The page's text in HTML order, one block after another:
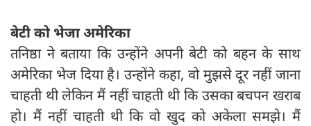
बेटी को भेजा अमेरिका
तनिष्ठा ने बताया कि उन्होंने अपनी बेटी को बहन के साथ
अमेरिका भेज दिया है। उन्होंने कहा, वो मुझसे दूर नहीं जाना
चाहती थी लेकिन मैं नहीं चाहती थी कि उसका बचपन खराब
हो। मैं नहीं चाहती थी कि वो खुद को अकेला समझे। मैं